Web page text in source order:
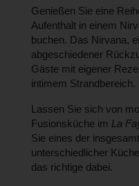
Genießen Sie eine
Aufenthalt in einem
buchen. Das Nirvana,
abgeschiedener
Gäste mit eigener
intimem Strandbereich.
Lassen Sie sich von
Fusionsküche im La
Sie eines der
unterschiedlicher
das richtige dabei.